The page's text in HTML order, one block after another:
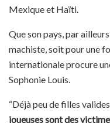
Mexique et Haïti.
Que son pays, par
machiste, soit pour une
internationale procure
Sophonie Louis.
“Déjà peu de filles
joueuses sont des